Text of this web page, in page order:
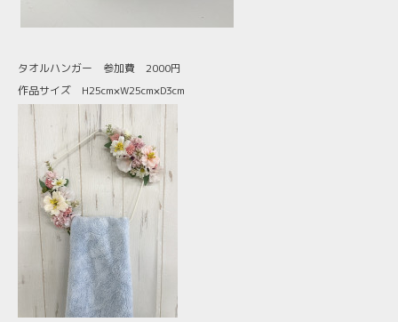
タオルハンガー 参加費 2000円
作品サイズ H25cm×W25cm×D3cm